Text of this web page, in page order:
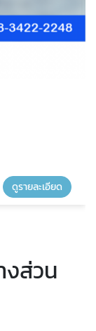
ดูรายละเอียด
งส่วน